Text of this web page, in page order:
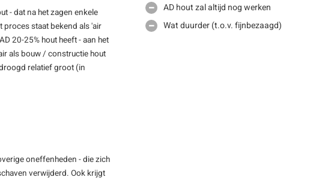
- dat na het zagen enkele
staat bekend als 'air
20-25% hout heeft - aan het
als bouw / constructie hout
relatief groot (in
oneffenheden - die zich
verwijderd. Ook krijgt
AD hout zal altijd nog werken
Wat duurder (t.o.v. fijnbezaagd)